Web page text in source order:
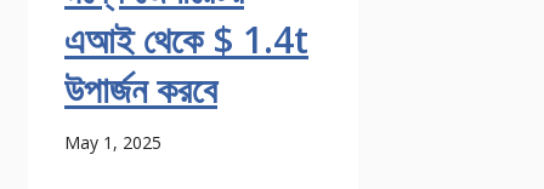
এআই থেকে $ 1.4t
উপার্জন করবে
May 1, 2025